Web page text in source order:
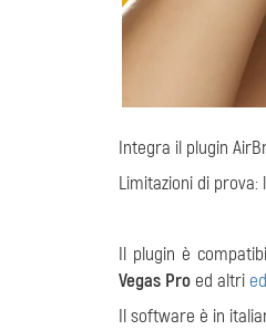
Integra il plugin
Limitazioni di
Il plugin è
Vegas Pro ed altri
Il software è in